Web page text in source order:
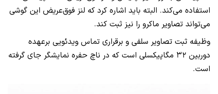
استفاده می‌کند. البته باید اشاره کرد که لنز فوق‌عریض این گوشی
می‌تواند تصاویر ماکرو را نیز ثبت کند.
وظیفه ثبت تصاویر سلفی و برقراری تماس ویدئویی برعهده
دوربین ۳۲ مگاپیکسلی است که در ناچ حفره نمایشگر جای گرفته
است.